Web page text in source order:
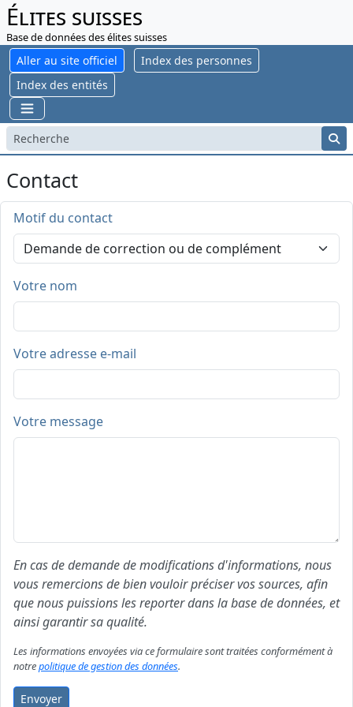
Élites suisses
Base de données des élites suisses
Aller au site officiel
Index des personnes
Index des entités
Contact
Motif du contact
Votre nom
Votre adresse e-mail
Votre message
En cas de demande de modifications d'informations, nous
vous remercions de bien vouloir préciser vos sources, afin
que nous puissions les reporter dans la base de données, et
ainsi garantir sa qualité.
Les informations envoyées via ce formulaire sont traitées conformément à
notrepolitique de gestion des données.
Envoyer